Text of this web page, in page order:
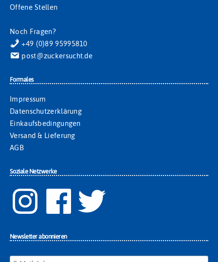
Offene Stellen
Noch Fragen?
+49 (0)89 95995810
post@zuckersucht.de
Formales
Impressum
Datenschutzerklärung
Einkaufsbedingungen
Versand & Lieferung
AGB
Soziale Netzwerke
Newsletter abonnieren